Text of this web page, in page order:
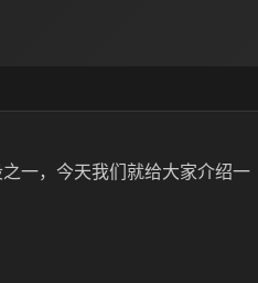
一，今天我们就给大家介绍一